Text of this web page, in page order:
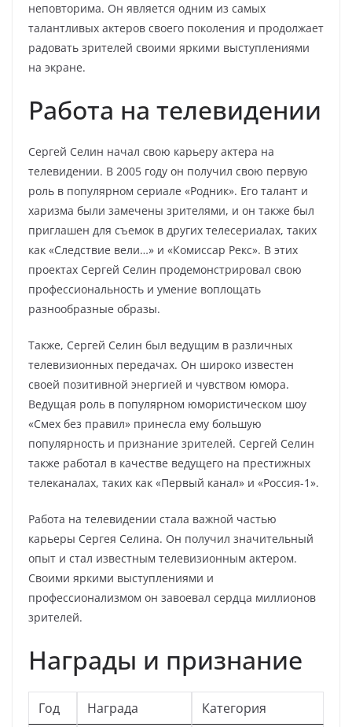
неповторима. Он является одним из самых
талантливых актеров своего поколения и продолжает
радовать зрителей своими яркими выступлениями
на экране.
Работа на телевидении
Сергей Селин начал свою карьеру актера на
телевидении. В 2005 году он получил свою первую
роль в популярном сериале «Родник». Его талант и
харизма были замечены зрителями, и он также был
приглашен для съемок в других телесериалах, таких
как «Следствие вели…» и «Комиссар Рекс». В этих
проектах Сергей Селин продемонстрировал свою
профессиональность и умение воплощать
разнообразные образы.
Также, Сергей Селин был ведущим в различных
телевизионных передачах. Он широко известен
своей позитивной энергией и чувством юмора.
Ведущая роль в популярном юмористическом шоу
«Смех без правил» принесла ему большую
популярность и признание зрителей. Сергей Селин
также работал в качестве ведущего на престижных
телеканалах, таких как «Первый канал» и «Россия-1».
Работа на телевидении стала важной частью
карьеры Сергея Селина. Он получил значительный
опыт и стал известным телевизионным актером.
Своими яркими выступлениями и
профессионализмом он завоевал сердца миллионов
зрителей.
Награды и признание
Год Награда
Категория